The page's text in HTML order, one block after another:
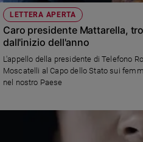
LETTERA APERTA
Caro presidente Mattarella,
dall'inizio dell'anno
L'appello della presidente di Telefono
Moscatelli al Capo dello Stato sui
nel nostro Paese